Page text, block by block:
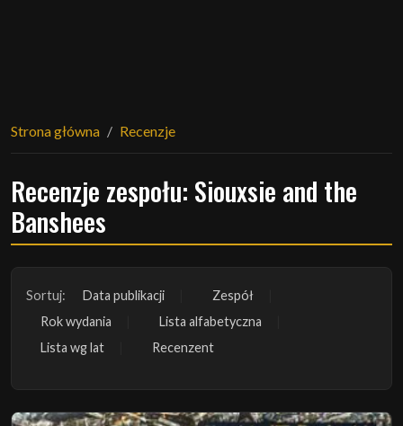
Strona główna Recenzje
Recenzje zespołu: Siouxsie and the
Banshees
Sortuj: Data publikacji
Zespół
Rok wydania
Lista alfabetyczna
Lista wg lat
Recenzent